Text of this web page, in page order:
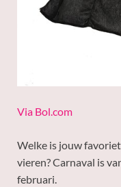
Via Bol.com
Welke is jouw
vieren? Carnaval is
februari.